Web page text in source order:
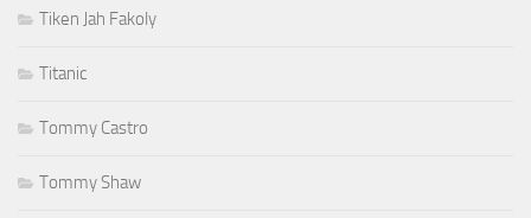
Tiken Jah Fakoly
Titanic
Tommy Castro
Tommy Shaw